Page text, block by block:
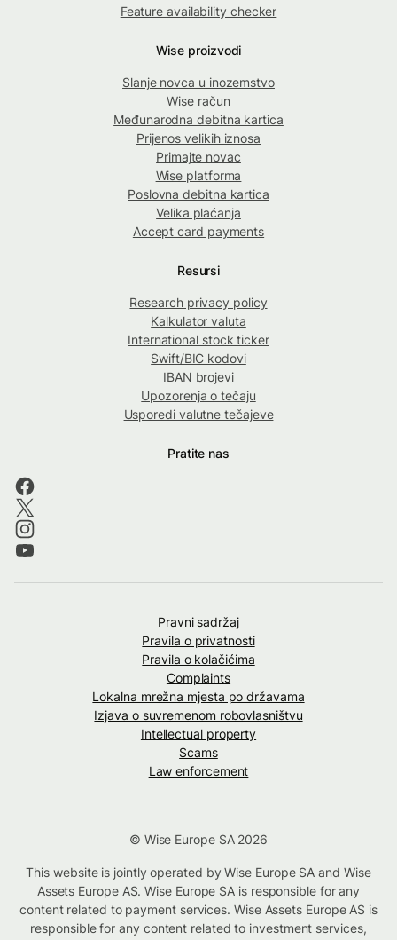
Feature availability checker
Wise proizvodi
Slanje novca u inozemstvo
Wise račun
Međunarodna debitna kartica
Prijenos velikih iznosa
Primajte novac
Wise platforma
Poslovna debitna kartica
Velika plaćanja
Accept card payments
Resursi
Research privacy policy
Kalkulator valuta
International stock ticker
Swift/BIC kodovi
IBAN brojevi
Upozorenja o tečaju
Usporedi valutne tečajeve
Pratite nas
Pravni sadržaj
Pravila o privatnosti
Pravila o kolačićima
Complaints
Lokalna mrežna mjesta po državama
Izjava o suvremenom robovlasništvu
Intellectual property
Scams
Law enforcement
© Wise Europe SA 2026
This website is jointly operated by Wise Europe SA and Wise
Assets Europe AS. Wise Europe SA is responsible for any
content related to payment services. Wise Assets Europe AS is
responsible for any content related to investment services,